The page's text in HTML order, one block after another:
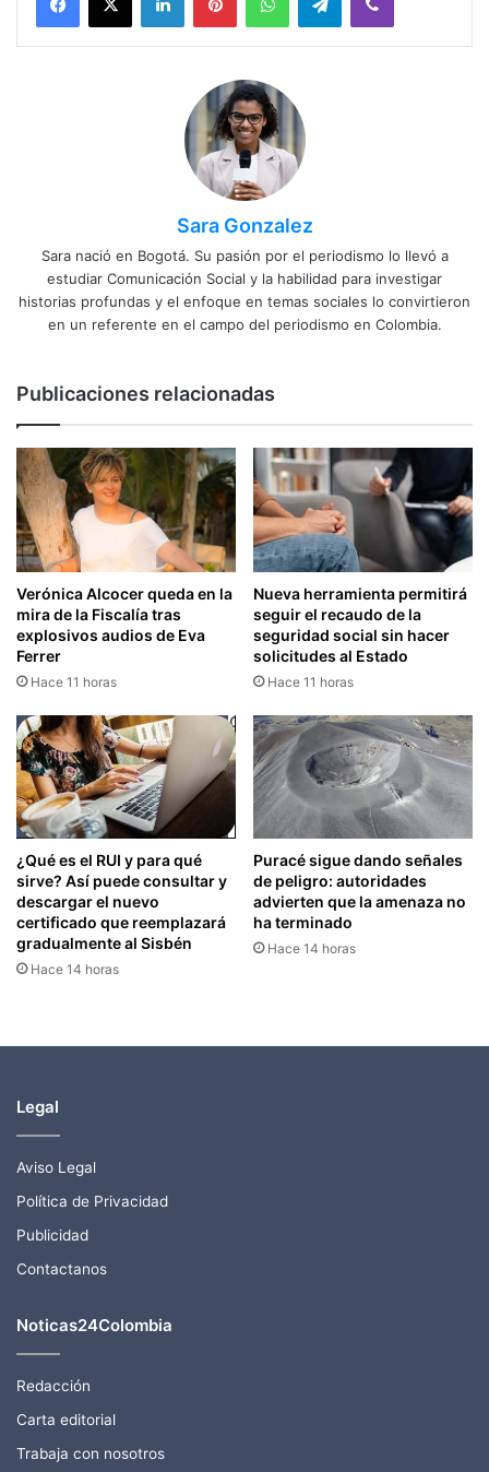
Sara Gonzalez
Sara nació en Bogotá. Su pasión por el periodismo lo llevó a
estudiar Comunicación Social y la habilidad para investigar
historias profundas y el enfoque en temas sociales lo convirtieron
en un referente en el campo del periodismo en Colombia.
Publicaciones relacionadas
Verónica Alcocer queda en la
mira de la Fiscalía tras
explosivos audios de Eva
Ferrer
Hace 11 horas
Nueva herramienta permitirá
seguir el recaudo de la
seguridad social sin hacer
solicitudes al Estado
Hace 11 horas
¿Qué es el RUI y para qué
sirve? Así puede consultar y
descargar el nuevo
certificado que reemplazará
gradualmente al Sisbén
Hace 14 horas
Puracé sigue dando señales
de peligro: autoridades
advierten que la amenaza no
ha terminado
Hace 14 horas
Legal
Aviso Legal
Política de Privacidad
Publicidad
Contactanos
Noticas24Colombia
Redacción
Carta editorial
Trabaja con nosotros